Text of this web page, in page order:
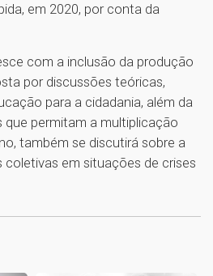
em 2020, por conta da
com a inclusão da produção
por discussões teóricas,
para a cidadania, além da
permitam a multiplicação
também se discutirá sobre a
coletivas em situações de crises